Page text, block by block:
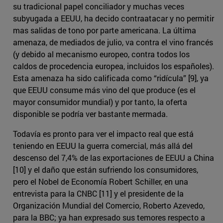
su tradicional papel conciliador y muchas veces
subyugada a EEUU, ha decido contraatacar y no permitir
mas salidas de tono por parte americana. La última
amenaza, de mediados de julio, va contra el vino francés
(y debido al mecanismo europeo, contra todos los
caldos de procedencia europea, incluidos los españoles).
Esta amenaza ha sido calificada como “ridícula” [9], ya
que EEUU consume más vino del que produce (es el
mayor consumidor mundial) y por tanto, la oferta
disponible se podría ver bastante mermada.
Todavía es pronto para ver el impacto real que está
teniendo en EEUU la guerra comercial, más allá del
descenso del 7,4% de las exportaciones de EEUU a China
[10] y el daño que están sufriendo los consumidores,
pero el Nobel de Economía Robert Schiller, en una
entrevista para la CNBC [11] y el presidente de la
Organización Mundial del Comercio, Roberto Azevedo,
para la BBC; ya han expresado sus temores respecto a